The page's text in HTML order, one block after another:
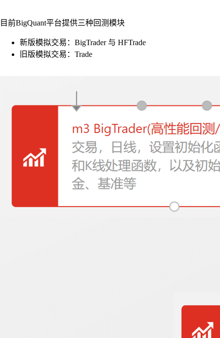
目前BigQuant平台提供三种回测模块
新版模拟交易：BigTrader 与 HFTrade
旧版模拟交易：Trade